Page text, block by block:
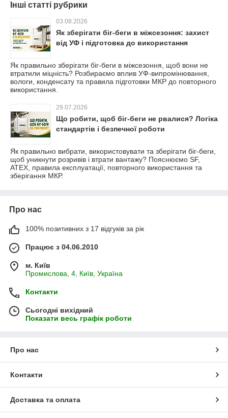
Інші статті рубрики
03.08.2026
Як зберігати біг-беги в міжсезоння: захист
від УФ і підготовка до використання
Як правильно зберігати біг-беги в міжсезоння, щоб вони не
втратили міцність? Розбираємо вплив УФ-випромінювання,
вологи, конденсату та правила підготовки МКР до повторного
використання.
29.07.2026
Що робити, щоб біг-беги не рвалися? Логіка
стандартів і безпечної роботи
Як правильно вибрати, використовувати та зберігати біг-беги,
щоб уникнути розривів і втрати вантажу? Пояснюємо SF,
ATEX, правила експлуатації, повторного використання та
зберігання МКР.
Про нас
100% позитивних з 17 відгуків за рік
Працює з 04.06.2010
м. Київ
Промислова, 4, Київ, Україна
Контакти
Сьогодні вихідний
Показати весь графік роботи
Про нас
Контакти
Доставка та оплата